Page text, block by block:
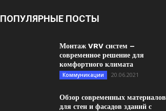
ПОПУЛЯРНЫЕ ПОСТЫ
Монтаж VRV систем –
современное решение для
комфортного климата
Коммуникации 20.06.2021
Обзор современных материалов
для стен и фасадов зданий с